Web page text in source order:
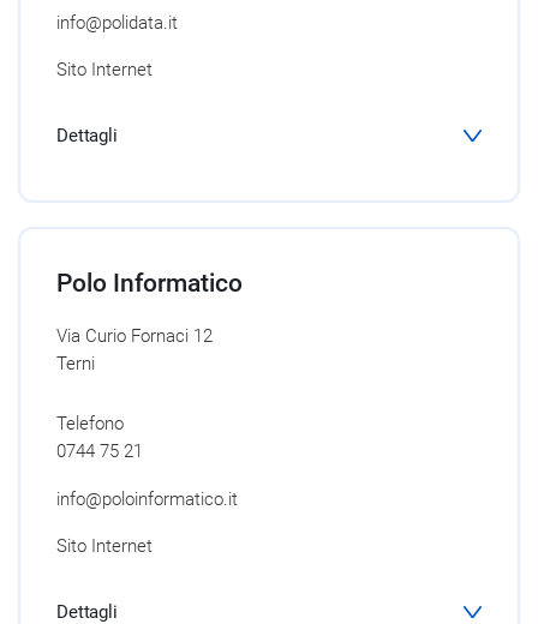
info@polidata.it
Sito Internet
Dettagli
Polo Informatico
Via Curio Fornaci 12
Terni
Telefono
0744 75 21
info@poloinformatico.it
Sito Internet
Dettagli